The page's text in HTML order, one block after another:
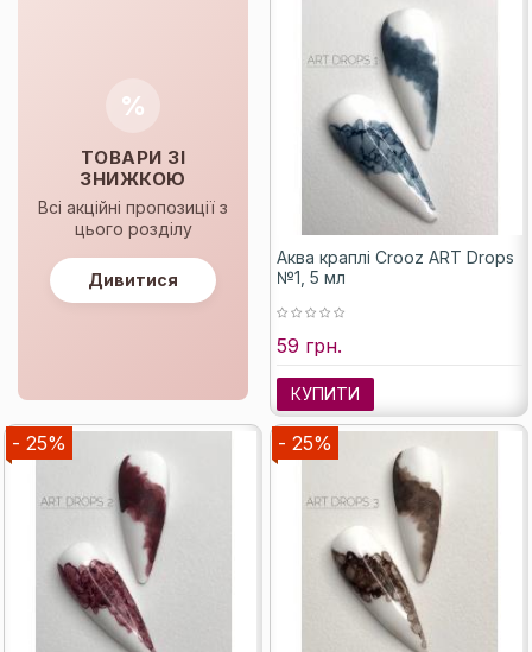
%
ТОВАРИ ЗІ
ЗНИЖКОЮ
Всі акційні пропозиції з
цього розділу
Дивитися
Аква краплі Crooz ART Drops
№1, 5 мл
59 грн.
КУПИТИ
- 25% - 25%